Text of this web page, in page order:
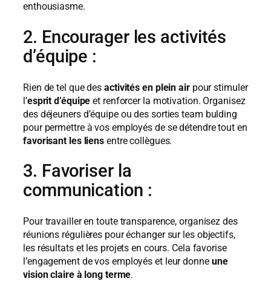
enthousiasme.
2. Encourager les activités
d’équipe :
Rien de tel que des activités en plein airpour stimuler
l’esprit d’équipe et renforcer la motivation. Organisez
des déjeuners d’équipe ou des sorties team bulding
pour permettre à vos employés de se détendre tout en
favorisant les liens entre collègues.
3. Favoriser la
communication :
Pour travailler en toute transparence, organisez des
réunions régulières pour échanger sur les objectifs,
les résultats et les projets en cours. Cela favorise
l’engagement de vos employés et leur donneune
vision claire à long terme.